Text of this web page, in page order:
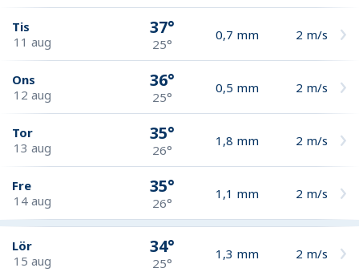
Tis
11 aug
37°
25°
0,7 mm 2 m/s
Ons
12 aug
36°
25°
0,5 mm 2 m/s
Tor
13 aug
35°
26°
1,8 mm 2 m/s
Fre
14 aug
35°
26°
1,1 mm 2 m/s
Lör
15 aug
34°
25°
1,3 mm 2 m/s